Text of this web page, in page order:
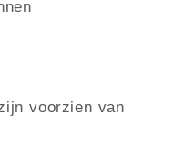
voorzien van